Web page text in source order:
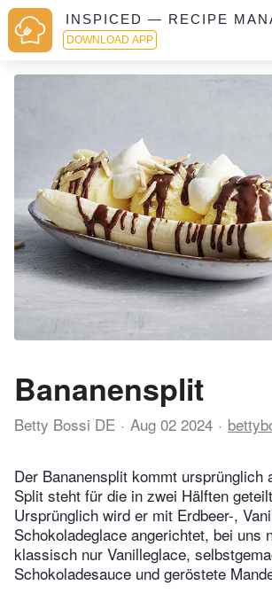
INSPICED — RECIPE
DOWNLOAD APP
Bananensplit
Betty Bossi DE Aug 02 2024
Der Bananensplit kommt ursprünglich
Split steht für die in zwei Hälften
Ursprünglich wird er mit Erdbeer-,
Schokoladeglace angerichtet, bei uns
klassisch nur Vanilleglace,
Schokoladesauce und geröstete